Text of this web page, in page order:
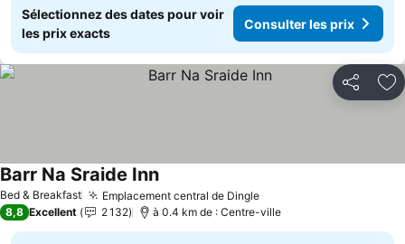
Sélectionnez des dates pour voir
les prix exacts
Consulter les prix
Partager
Bed & Breakfast Emplacement central de Dingle
Barr Na Sraide Inn
8,8 Excellent 2 132 à 0.4 km de : Centre-ville